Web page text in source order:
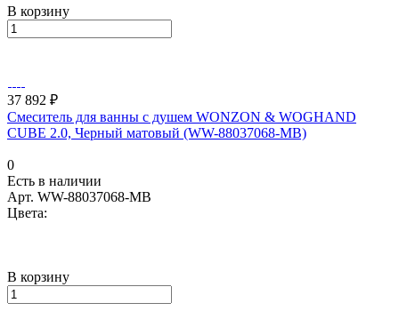
В корзину
37 892 ₽
Смеситель для ванны с душем WONZON & WOGHAND
CUBE 2.0, Черный матовый (WW-88037068-MB)
0
Есть в наличии
Арт. WW-88037068-MB
Цвета:
В корзину